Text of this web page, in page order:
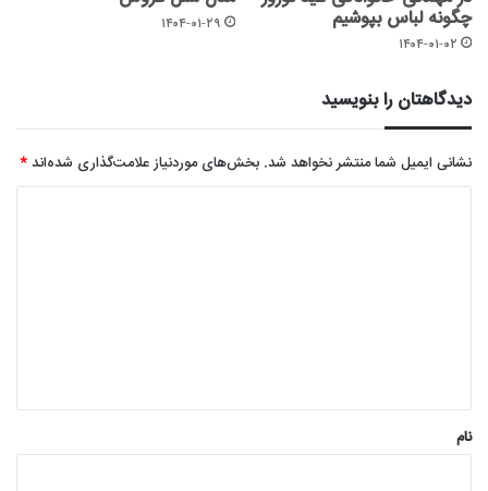
چگونه لباس بپوشیم
۱۴۰۴-۰۱-۰۲
۱۴۰۴-۰۱-۲۹
دیدگاهتان را بنویسید
نشانی ایمیل شما منتشر نخواهد شد. بخش‌های موردنیاز علامت‌گذاری شده‌اند*
نام